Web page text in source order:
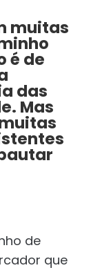
muitas
é de
das
Mas
de
que